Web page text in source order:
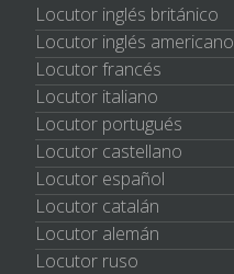
Locutor inglés británico
Locutor inglés americano
Locutor francés
Locutor italiano
Locutor portugués
Locutor castellano
Locutor español
Locutor catalán
Locutor alemán
Locutor ruso